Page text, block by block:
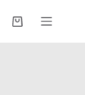
Shopping